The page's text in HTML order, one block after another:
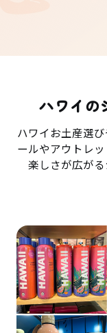
ハワイの
ハワイお土産選
ールやアウトレ
楽しさが広がる